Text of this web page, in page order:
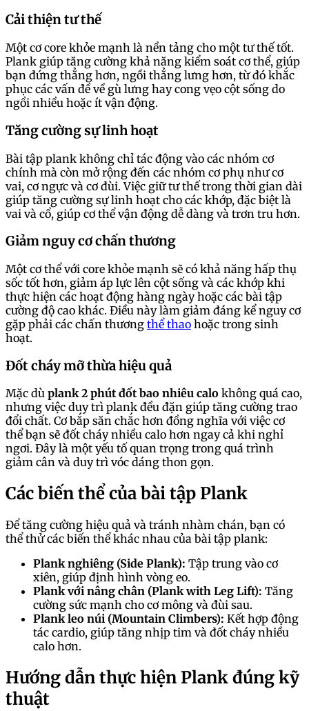
Cải thiện tư thế
Một cơ core khỏe mạnh là nền tảng cho một tư thế tốt.
Plank giúp tăng cường khả năng kiểm soát cơ thể, giúp
bạn đứng thẳng hơn, ngồi thẳng lưng hơn, từ đó khắc
phục các vấn đề về gù lưng hay cong vẹo cột sống do
ngồi nhiều hoặc ít vận động.
Tăng cường sự linh hoạt
Bài tập plank không chỉ tác động vào các nhóm cơ
chính mà còn mở rộng đến các nhóm cơ phụ như cơ
vai, cơ ngực và cơ đùi. Việc giữ tư thế trong thời gian dài
giúp tăng cường sự linh hoạt cho các khớp, đặc biệt là
vai và cổ, giúp cơ thể vận động dễ dàng và trơn tru hơn.
Giảm nguy cơ chấn thương
Một cơ thể với core khỏe mạnh sẽ có khả năng hấp thụ
sốc tốt hơn, giảm áp lực lên cột sống và các khớp khi
thực hiện các hoạt động hàng ngày hoặc các bài tập
cường độ cao khác. Điều này làm giảm đáng kể nguy cơ
gặp phải các chấn thương thể thao hoặc trong sinh
hoạt.
Đốt cháy mỡ thừa hiệu quả
Mặc dù plank 2 phút đốt bao nhiêu calo không quá cao,
nhưng việc duy trì plank đều đặn giúp tăng cường trao
đổi chất. Cơ bắp săn chắc hơn đồng nghĩa với việc cơ
thể bạn sẽ đốt cháy nhiều calo hơn ngay cả khi nghỉ
ngơi. Đây là một yếu tố quan trọng trong quá trình
giảm cân và duy trì vóc dáng thon gọn.
Các biến thể của bài tập Plank
Để tăng cường hiệu quả và tránh nhàm chán, bạn có
thể thử các biến thể khác nhau của bài tập plank:
Plank nghiêng (Side Plank): Tập trung vào cơ
xiên, giúp định hình vòng eo.
Plank với nâng chân (Plank with Leg Lift): Tăng
cường sức mạnh cho cơ mông và đùi sau.
Plank leo núi (Mountain Climbers): Kết hợp động
tác cardio, giúp tăng nhịp tim và đốt cháy nhiều
calo hơn.
Hướng dẫn thực hiện Plank đúng kỹ
thuật